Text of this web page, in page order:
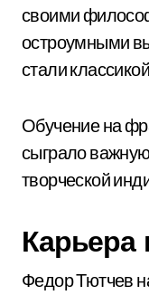
своими
остроумными
стали
Обучение на
сыграло
творческой
Карьера
Федор Тютчев